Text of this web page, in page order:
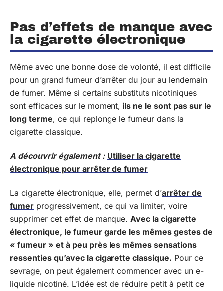
Pas d’effets de manque avec
la cigarette électronique
Même avec une bonne dose de volonté, il est difficile
pour un grand fumeur d’arrêter du jour au lendemain
de fumer. Même si certains substituts nicotiniques
sont efficaces sur le moment, ils ne le sont pas sur le
long terme, ce qui replonge le fumeur dans la
cigarette classique.
A découvrir également : Utiliser la cigarette
électronique pour arrêter de fumer
La cigarette électronique, elle, permet d’arrêter de
fumer progressivement, ce qui va limiter, voire
supprimer cet effet de manque. Avec la cigarette
électronique, le fumeur garde les mêmes gestes de
« fumeur » et à peu près les mêmes sensations
ressenties qu’avec la cigarette classique. Pour ce
sevrage, on peut également commencer avec un e-
liquide nicotiné. L’idée est de réduire petit à petit ce